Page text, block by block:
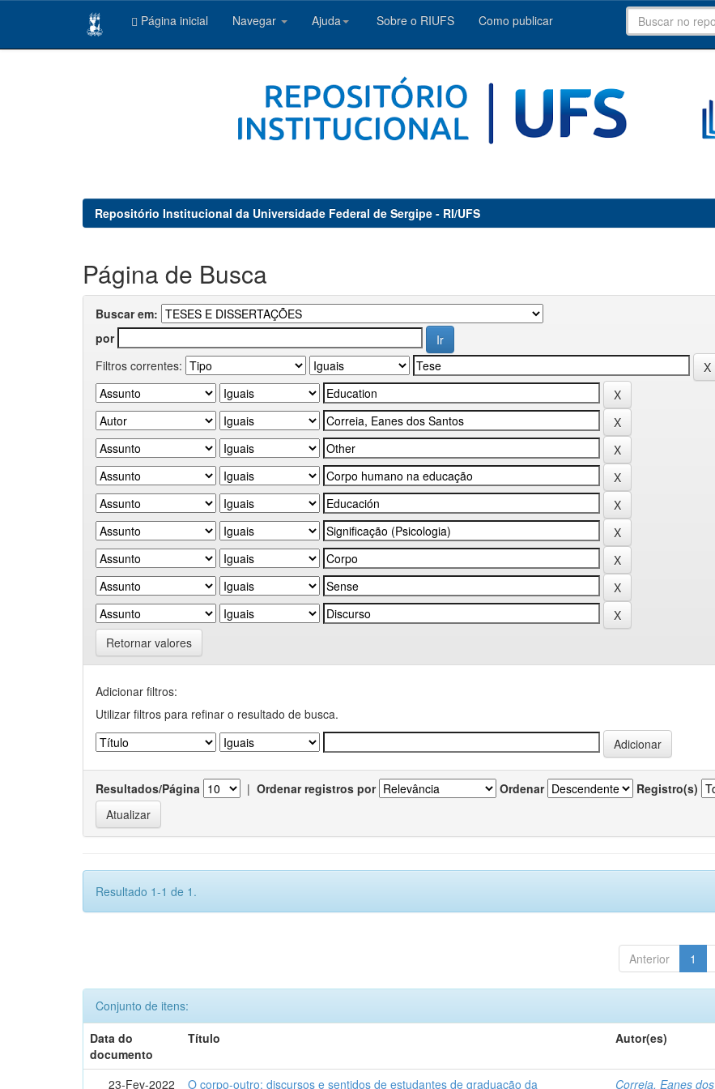
Página inicial Navegar Ajuda Sobre o RIUFS Como publicar
Repositório Institucional da Universidade Federal de Sergipe - RI/UFS
Página de Busca
Buscar em:
por
Filtros correntes:
Retornar valores
Adicionar filtros:
Utilizar filtros para refinar o resultado de busca.
Resultados/Página | Ordenar registros por Ordenar Registro(s)
Resultado 1-1 de 1.
Anterior 1
Conjunto de itens:
Data do
documento
Título Autor(es)
23-Fev-2022 O corpo-outro: discursos e sentidos de estudantes de graduação da Correia, Eanes dos